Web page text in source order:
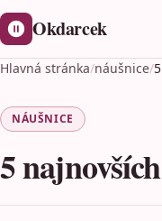
Okdarcek
Hlavná stránka/náušnice/
NÁUŠNICE
5